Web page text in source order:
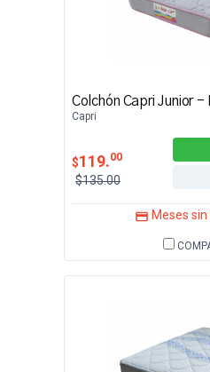
Colchón Capri Junior -
Capri
$119.00
$135.00
Meses